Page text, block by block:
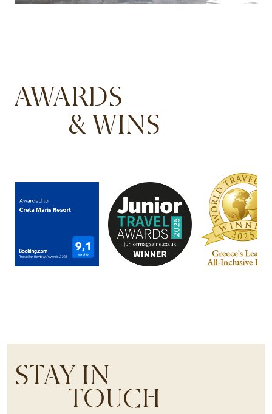
AWARDS
& WINS
STAY IN
TOUCH